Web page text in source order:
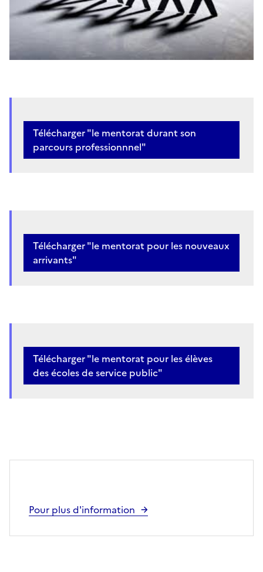
Télécharger "le mentorat durant son
parcours professionnnel"
Télécharger "le mentorat pour les nouveaux
arrivants"
Télécharger "le mentorat pour les élèves
des écoles de service public"
Pour plus d'information